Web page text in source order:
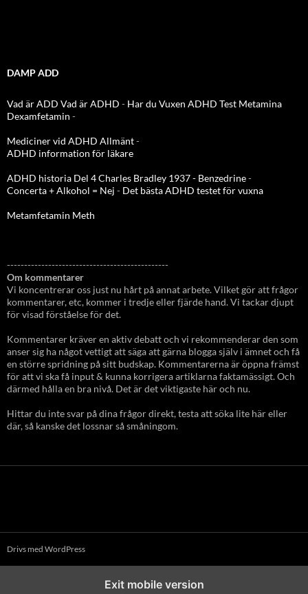
DAMP ADD
Vad är ADD Vad är ADHD - Har du Vuxen ADHD Test Metamina
Dexamfetamin -
Mediciner vid ADHD Allmänt-
ADHD information för läkare
ADHD historia Del 4 Charles Bradley 1937 - Benzedrine-
Concerta + Alkohol = Nej - Det bästa ADHD testet för vuxna
Metamfetamin Meth
-----------------------------------------------
Om kommentarer
Vi koncentrerar oss just nu hårt på annat arbete. Vilket gör att frågor
kommentarer, etc, kommer i tredje eller fjärde hand. Vi tackar djupt
för visad förståelse för det.
Kommentarer kräver en aktiv debatt och vi rekommenderar den som
anser sig ha något vettigt att säga att gärna blogga själv i ämnet och få
en större spridning på sitt budskap. Kommentarerna är öppna främst
för att vi ska få input & kunna korrigera artiklarna faktamässigt. Och
därmed hålla en bra nivå. Det är det viktigaste här och nu.
Hittar du inte svar på dina frågor direkt, testa att söka lite här eller
där, så kanske det lossnar så småningom.
Drivs med WordPress
Exit mobile version